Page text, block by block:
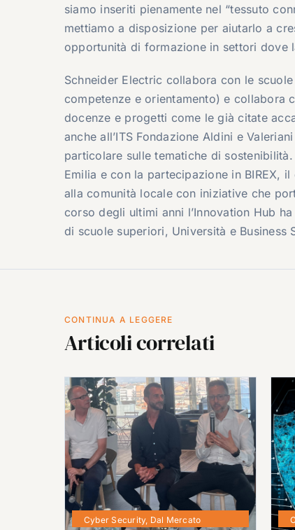
siamo inseriti pienamente nel “tessuto
mettiamo a disposizione per aiutarlo a
opportunità di formazione in settori dove
Schneider Electric collabora con le
competenze e orientamento) e collabora
docenze e progetti come le già citate
anche all’ITS Fondazione Aldini e
particolare sulle tematiche di
Emilia e con la partecipazione in BIREX,
alla comunità locale con iniziative che
corso degli ultimi anni l’Innovation Hub
di scuole superiori, Università e Business
CONTINUA A LEGGERE
Articoli correlati
Cyber Security, Dal Mercato